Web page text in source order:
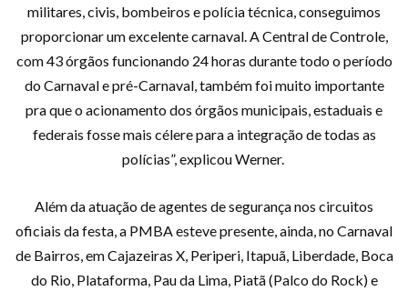
militares, civis, bombeiros e polícia técnica, conseguimos
proporcionar um excelente carnaval. A Central de Controle,
com 43 órgãos funcionando 24 horas durante todo o período
do Carnaval e pré-Carnaval, também foi muito importante
pra que o acionamento dos órgãos municipais, estaduais e
federais fosse mais célere para a integração de todas as
polícias”, explicou Werner.
Além da atuação de agentes de segurança nos circuitos
oficiais da festa, a PMBA esteve presente, ainda, no Carnaval
de Bairros, em Cajazeiras X, Periperi, Itapuã, Liberdade, Boca
do Rio, Plataforma, Pau da Lima, Piatã (Palco do Rock) e